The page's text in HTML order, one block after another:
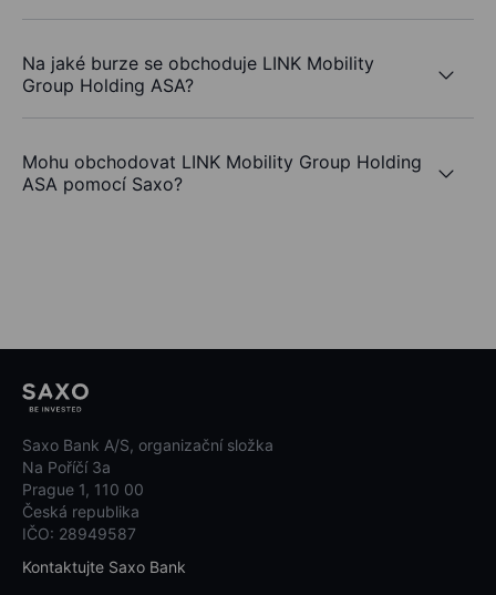
Na jaké burze se obchoduje LINK Mobility
Group Holding ASA?
Mohu obchodovat LINK Mobility Group Holding
ASA pomocí Saxo?
Saxo Bank A/S, organizační složka
Na Poříčí 3a
Prague 1, 110 00
Česká republika
IČO: 28949587
Kontaktujte Saxo Bank